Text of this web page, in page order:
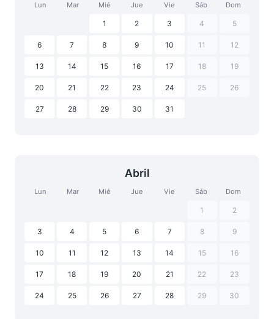
Lun Mar Mié Jue Vie Sáb Dom
1 2 3 4 5
6 7 8 9 10 11 12
13 14 15 16 17 18 19
20 21 22 23 24 25 26
27 28 29 30 31
Abril
Lun Mar Mié Jue Vie Sáb Dom
1 2
3 4 5 6 7 8 9
10 11 12 13 14 15 16
17 18 19 20 21 22 23
24 25 26 27 28 29 30